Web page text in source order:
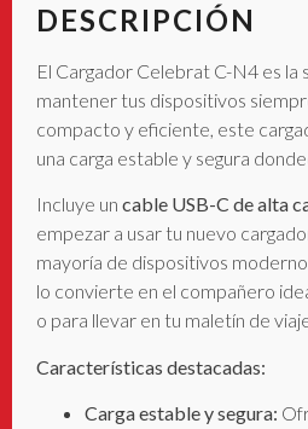
DESCRIPCIÓN
El Cargador Celebrat C-N4 es
mantener tus dispositivos
compacto y eficiente, este
una carga estable y segura
Incluye un cable USB-C de alta
empezar a usar tu nuevo
mayoría de dispositivos
lo convierte en el compañero
o para llevar en tu maletín de
Características destacadas:
Carga estable y segura: